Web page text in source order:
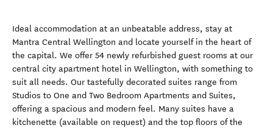
Ideal accommodation at an unbeatable address, stay at
Mantra Central Wellington and locate yourself in the heart of
the capital. We offer 54 newly refurbished guest rooms at our
central city apartment hotel in Wellington, with something to
suit all needs. Our tastefully decorated suites range from
Studios to One and Two Bedroom Apartments and Suites,
offering a spacious and modern feel. Many suites have a
kitchenette (available on request) and the top floors of the